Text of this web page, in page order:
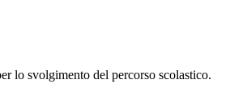
lo svolgimento del percorso scolastico.